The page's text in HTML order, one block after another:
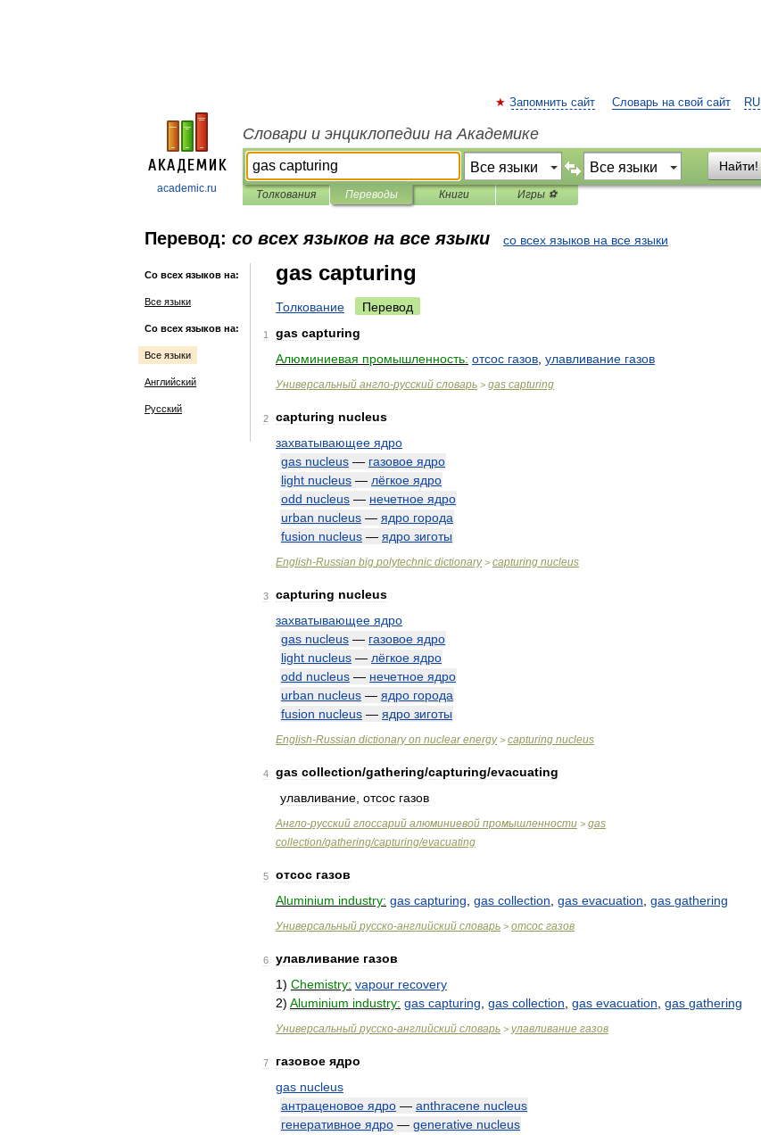
academic.ru
RU
Запомнить сайт Словарь на свой сайт
Словари и энциклопедии на Академике
Найти!
Толкования Переводы Книги Игры ⚽
Перевод: со всех языков на все языки со всех языков на все языки
Со всех языков на:
Все языки
Со всех языков на:
Все языки
Английский
Русский
gas capturing
Толкование Перевод
1 gas capturing
Алюминиевая промышленность: отсос газов улавливание газов
Универсальный англо-русский словарь > gas capturing
2 capturing nucleus
захватывающее ядро
gas nucleus — газовое ядро
light nucleus — лёгкое ядро
odd nucleus — нечетное ядро
urban nucleus — ядро города
fusion nucleus — ядро зиготы
English-Russian big polytechnic dictionary> capturing nucleus
3 capturing nucleus
захватывающее ядро
gas nucleus — газовое ядро
light nucleus — лёгкое ядро
odd nucleus — нечетное ядро
urban nucleus — ядро города
fusion nucleus — ядро зиготы
English-Russian dictionary on nuclear energy> capturing nucleus
4 gas collection/gathering/capturing/evacuating
улавливание отсос газов
Англо-русский глоссарий алюминиевой промышленности > gas
collection/gathering/capturing/evacuating
5 отсос газов
Aluminium industry: gas capturing gas collection gas evacuation gas gathering
Универсальный русско-английский словарь > отсос газов
6 улавливание газов
1) Chemistry: vapour recovery
2) Aluminium industry: gas capturing gas collection gas evacuation gas gathering
Универсальный русско-английский словарь > улавливание газов
7 газовое ядро
gas nucleus
антраценовое ядро — anthracene nucleus
генеративное ядро — generative nucleus